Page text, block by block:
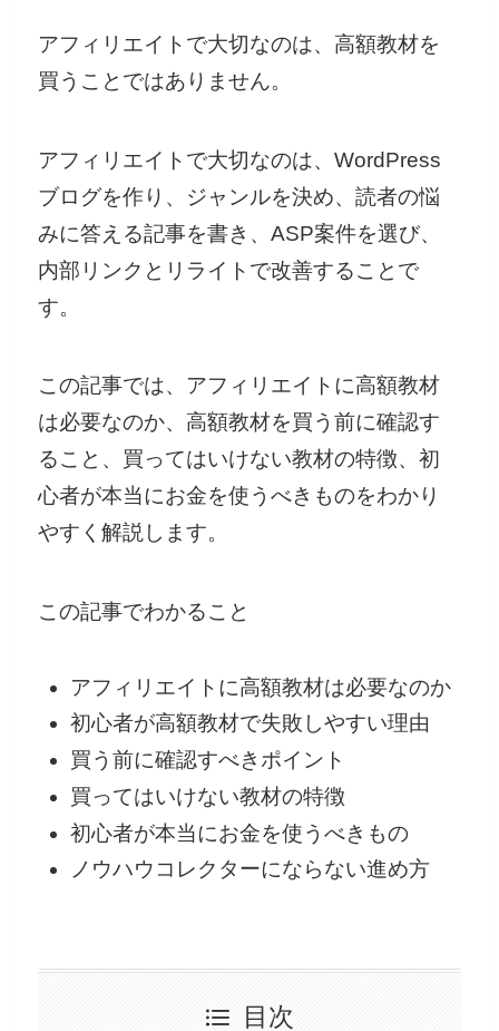
アフィリエイトで大切なのは、高額教材を
買うことではありません。
アフィリエイトで大切なのは、WordPress
ブログを作り、ジャンルを決め、読者の悩
みに答える記事を書き、ASP案件を選び、
内部リンクとリライトで改善することで
す。
この記事では、アフィリエイトに高額教材
は必要なのか、高額教材を買う前に確認す
ること、買ってはいけない教材の特徴、初
心者が本当にお金を使うべきものをわかり
やすく解説します。
この記事でわかること
アフィリエイトに高額教材は必要なのか
初心者が高額教材で失敗しやすい理由
買う前に確認すべきポイント
買ってはいけない教材の特徴
初心者が本当にお金を使うべきもの
ノウハウコレクターにならない進め方
目次